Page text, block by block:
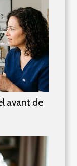
avant de